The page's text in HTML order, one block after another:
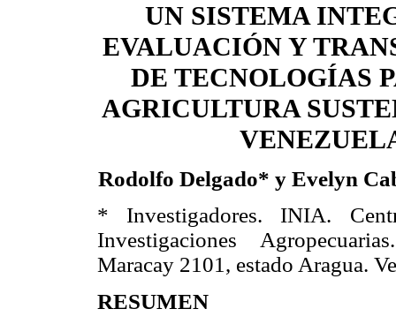
UN SISTEMA
EVALUACIÓN Y
DE TECNOLOGÍAS
AGRICULTURA
Rodolfo Delgado* y Evelyn
* Investigadores. INIA.
Investigaciones
Maracay 2101, estado Aragua.
RESUMEN